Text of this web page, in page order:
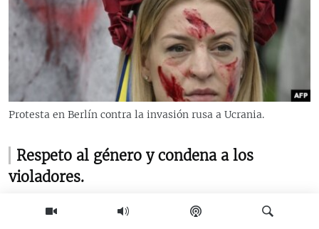
Protesta en Berlín contra la invasión rusa a Ucrania.
Respeto al género y condena a los
violadores.
En 1929 se firma en Ginebra el Convenio Relativo al